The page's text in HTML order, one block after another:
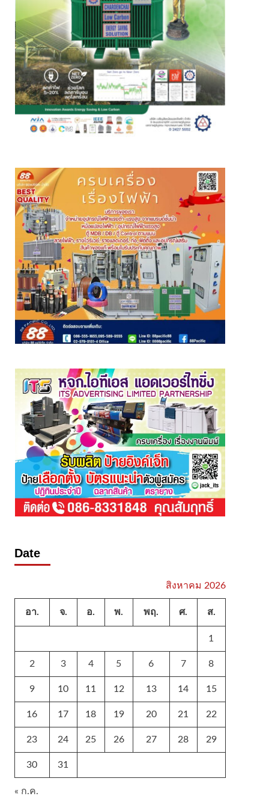
Date
สิงหาคม 2026
อา. จ. อ. พ. พฤ. ศ. ส.
1
2 3 4 5 6 7 8
9 10 11 12 13 14 15
16 17 18 19 20 21 22
23 24 25 26 27 28 29
30 31
« ก.ค.